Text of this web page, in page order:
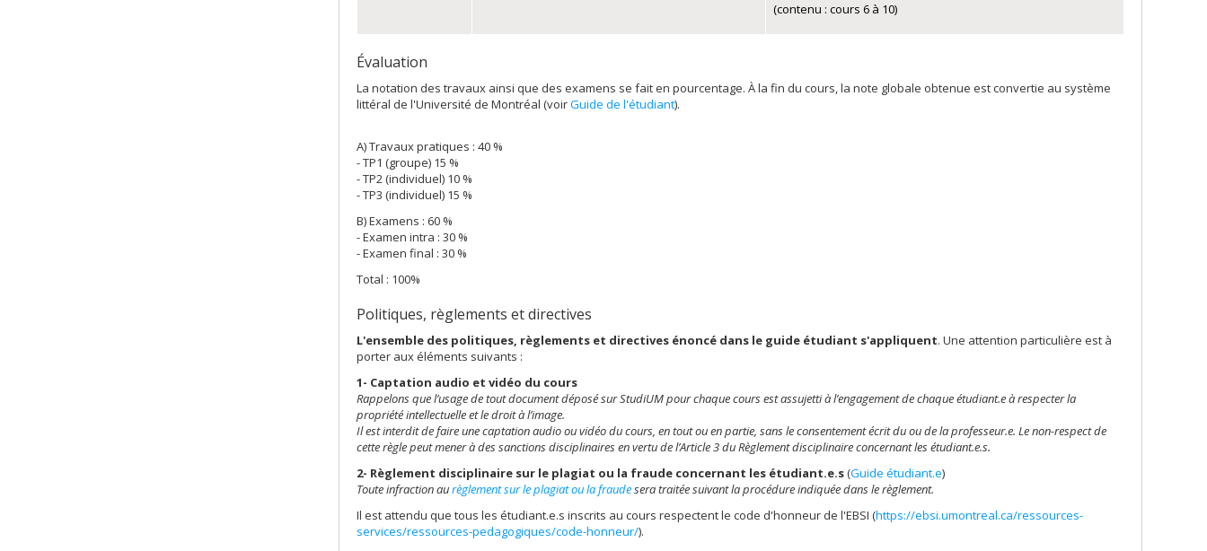
(contenu : cours 6 à 10)
Évaluation
La notation des travaux ainsi que des examens se fait en pourcentage. À la fin du cours, la note globale obtenue est convertie au système
littéral de l'Université de Montréal (voirGuide de l'étudiant).
A) Travaux pratiques : 40 %
- TP1 (groupe) 15 %
- TP2 (individuel) 10 %
- TP3 (individuel) 15 %
B) Examens : 60 %
- Examen intra : 30 %
- Examen final : 30 %
Total : 100%
Politiques, règlements et directives
L'ensemble des politiques, règlements et directives énoncé dans le guide étudiant s'appliquent. Une attention particulière est à
porter aux éléments suivants :
1- Captation audio et vidéo du cours
Rappelons que l’usage de tout document déposé sur StudiUM pour chaque cours est assujetti à l’engagement de chaque étudiant.e à respecter la
propriété intellectuelle et le droit à l’image.
Il est interdit de faire une captation audio ou vidéo du cours, en tout ou en partie, sans le consentement écrit du ou de la professeur.e. Le non-respect de
cette règle peut mener à des sanctions disciplinaires en vertu de l’Article 3 du Règlement disciplinaire concernant les étudiant.e.s.
2- Règlement disciplinaire sur le plagiat ou la fraude concernant les étudiant.e.s(Guide étudiant.e)
Toute infraction aurèglement sur le plagiat ou la fraudesera traitée suivant la procédure indiquée dans le règlement.
Il est attendu que tous les étudiant.e.s inscrits au cours respectent le code d'honneur de l'EBSI (https://ebsi.umontreal.ca/ressources-
services/ressources-pedagogiques/code-honneur/).